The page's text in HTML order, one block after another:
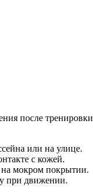
после тренировки
или на улице.
с кожей.
мокром покрытии.
при движении.